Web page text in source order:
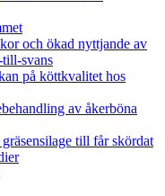
och ökad nyttjande av
svans
på köttkvalitet hos
av åkerböna
till får skördat